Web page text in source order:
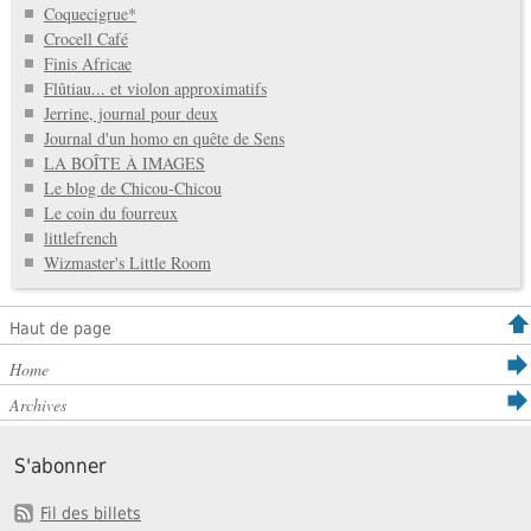
Coquecigrue*
Crocell Café
Finis Africae
Flûtiau... et violon approximatifs
Jerrine, journal pour deux
Journal d'un homo en quête de Sens
LA BOÎTE À IMAGES
Le blog de Chicou-Chicou
Le coin du fourreux
littlefrench
Wizmaster's Little Room
Haut de page
Home
Archives
S'abonner
Fil des billets